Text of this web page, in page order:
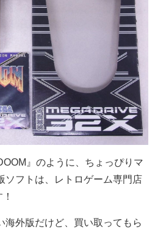
』のように、ちょっぴりマ
ソフトは、レトロゲーム専門店
海外版だけど、買い取ってもら